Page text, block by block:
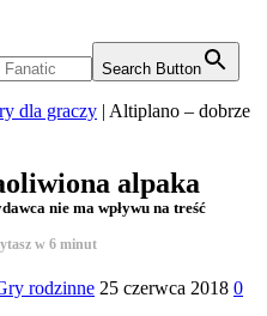
Search Button
dla graczy | Altiplano – dobrze
alpaka
nie ma wpływu na treść
w 6 minut
rodzinne 25 czerwca 2018 0